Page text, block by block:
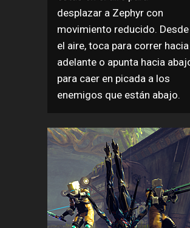
desplazar a Zephyr con
movimiento reducido. Desde
el aire, toca para correr hacia
adelante o apunta hacia
para caer en picada a los
enemigos que están abajo.